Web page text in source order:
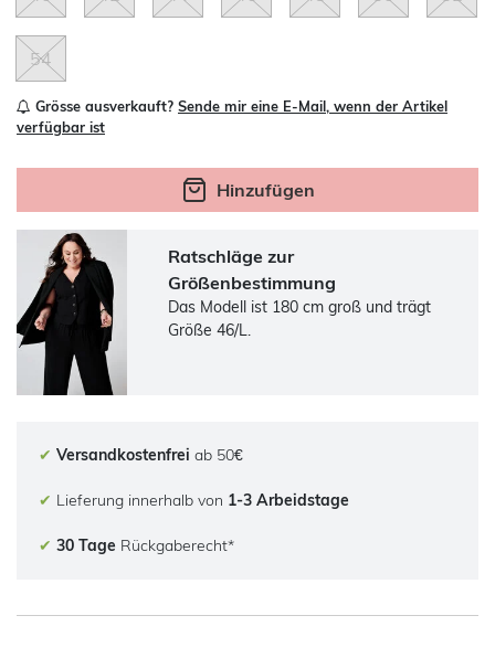
54
Grösse ausverkauft? Sende mir eine E-Mail, wenn der Artikel
verfügbar ist
Hinzufügen
Ratschläge zur
Größenbestimmung
Das Modell ist 180 cm groß und trägt
Größe 46/L.
✔ Versandkostenfrei ab 50€
✔ Lieferung innerhalb von 1-3 Arbeidstage
✔ 30 Tage Rückgaberecht*